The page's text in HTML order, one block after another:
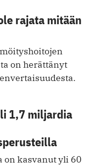
rajata mitään
on herättänyt
1,7 miljardia
on kasvanut yli 60